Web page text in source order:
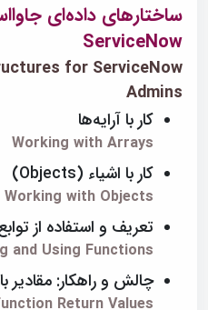
ساختارهای داده‌ای
ServiceNow
for ServiceNow
Admins
کار با آرایه‌ها
Working with Arrays
کار با اشیاء (Objects)
Working with Objects
تعریف و استفاده از توابع
and Using Functions
چالش و راهکار: مقادیر
Return Values